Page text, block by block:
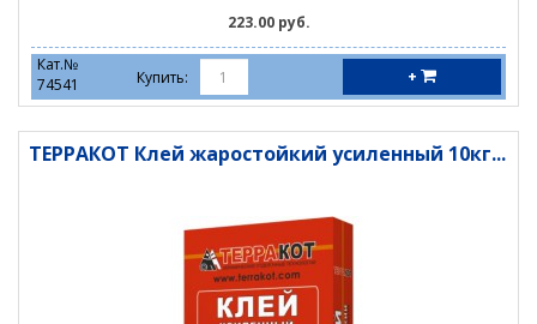
223.00 руб.
Кат.№
74541
Купить: +
ТЕРРАКОТ Клей жаростойкий усиленный 10кг...